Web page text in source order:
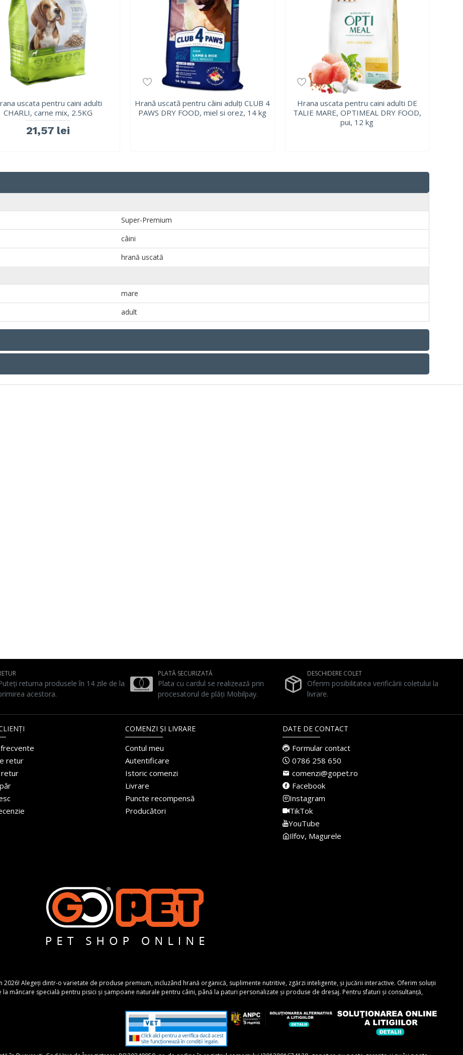
uscata pentru caini adulti
CHARLI, carne mix, 2.5KG
21,57 lei
Hrană uscată pentru câini adulți CLUB 4
PAWS DRY FOOD, miel si orez, 14 kg
Hrana uscata pentru caini adulti DE
TALIE MARE, OPTIMEAL DRY FOOD,
pui, 12 kg
Super-Premium
câini
hrană uscată
mare
adult
returna produsele în 14 zile de la
acestora.
PLATĂ SECURIZATĂ
Plata cu cardul se realizează prin
procesatorul de plăți Mobilpay.
DESCHIDERE COLET
Oferim posibilitatea verificării coletului la
livrare.
retur
retur
COMENZI ȘI LIVRARE
Contul meu
Autentificare
Istoric comenzi
Livrare
Puncte recompensă
Producători
DATE DE CONTACT
Formular contact
0786 258 650
comenzi@gopet.ro
Facebook
Instagram
TikTok
YouTube
Ilfov, Magurele
Alegeți dintr-o varietate de produse premium, incluzând hrană organică, suplimente nutritive, zgărzi inteligente, și jucării interactive. Oferim soluții
mâncare specială pentru pisici și șampoane naturale pentru câini, până la paturi personalizate și produse de dresaj. Pentru sfaturi și consultanță,